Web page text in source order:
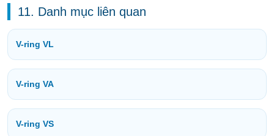
11. Danh mục liên quan
V-ring VL
V-ring VA
V-ring VS